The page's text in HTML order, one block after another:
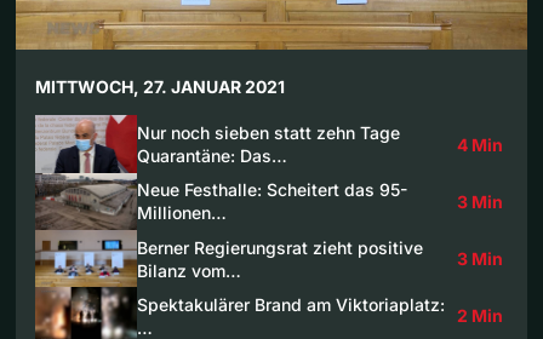
MITTWOCH, 27. JANUAR 2021
Nur noch sieben statt zehn Tage
Quarantäne: Das…
4 Min
Neue Festhalle: Scheitert das 95-
Millionen…
3 Min
Berner Regierungsrat zieht positive
Bilanz vom…
3 Min
Spektakulärer Brand am Viktoriaplatz:
…
2 Min